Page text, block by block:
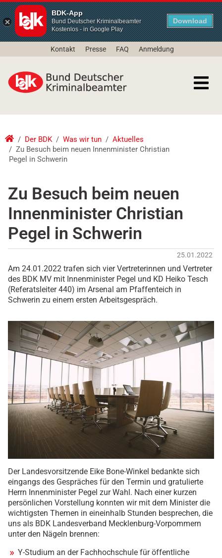
BDK-App
Bund Deutscher Kriminalbeamter
Kostenlos - in Google Play
Download
Kontakt Presse FAQ Anmeldung
Der BDK Was wir tun
Aktuelles
Zu Besuch beim neuen Innenminister Christian
Pegel in Schwerin
Zu Besuch beim neuen
Innenminister Christian
Pegel in Schwerin
25.01.2022
Am 24.01.2022 trafen sich vier Vertreterinnen und Vertreter
des BDK MV mit Innenminister Pegel und KD Heiko Tesch
(Referatsleiter 440) im Arsenal am Pfaffenteich in
Schwerin zu einem ersten Arbeitsgespräch.
Der Landesvorsitzende Eike Bone-Winkel bedankte sich
eingangs des Gespräches für den Termin und gratulierte
Herrn Innenminister Pegel zur Wahl. Nach einer kurzen
persönlichen Vorstellung konnten wir mit dem Minister die
wichtigsten Themen in eineinhalb Stunden besprechen, die
uns als BDK Landesverband Mecklenburg-Vorpommern
unter den Nägeln brennen:
Y-Studium an der Fachhochschule für öffentliche